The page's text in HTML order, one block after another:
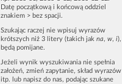
Datę początkową i końcową oddziel
znakiem > bez spacji.
Szukając raczej nie wpisuj wyrazów
krótszych niż 3 litery (takich jak na, w, i),
będą pomijane.
Jeżeli wynik wyszukiwania nie spełnia
założeń, zmień zapytanie, skład wyrazów
itp. lub napisz do nas, podając szukane